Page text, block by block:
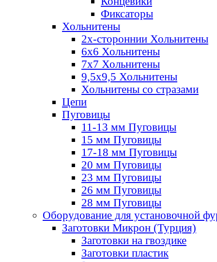
Фиксаторы
Хольнитены
2х-стороннии Хольнитены
6х6 Хольнитены
7х7 Хольнитены
9,5х9,5 Хольнитены
Хольнитены со стразами
Цепи
Пуговицы
11-13 мм Пуговицы
15 мм Пуговицы
17-18 мм Пуговицы
20 мм Пуговицы
23 мм Пуговицы
26 мм Пуговицы
28 мм Пуговицы
Оборудование для установочной
Заготовки Микрон (Турция)
Заготовки на гвоздике
Заготовки пластик